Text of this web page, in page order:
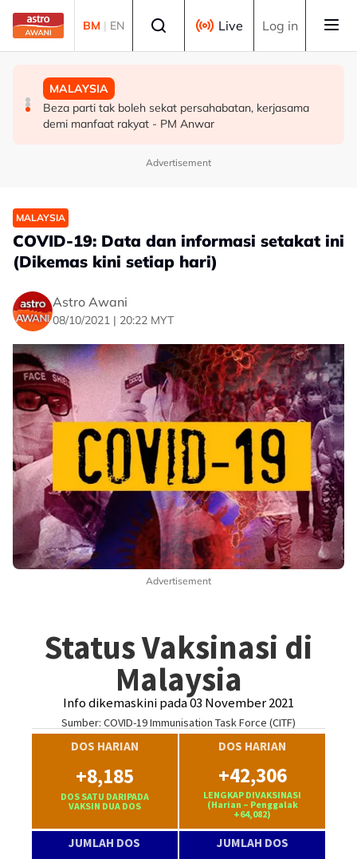
Skip to main content
BM | EN Live Log in
DUNIA
PM Thailand arah undang-undang senjata api diperketat
selepas insiden tembakan di sekolah
MALAYSIA
Beza parti tak boleh sekat persahabatan, kerjasama
demi manfaat rakyat - PM Anwar
MALAYSIA
Pengacara, ahli perniagaan ditahan bantu siasatan
audio siar sentuh isu sensitiviti agama
Advertisement
MALAYSIA
COVID-19: Data dan informasi setakat ini
(Dikemas kini setiap hari)
Astro Awani
08/10/2021 | 20:22 MYT
Advertisement